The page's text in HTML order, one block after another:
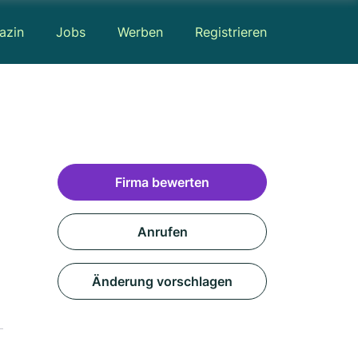
Jobs Werben Registrieren
Firma bewerten
Anrufen
Änderung vorschlagen